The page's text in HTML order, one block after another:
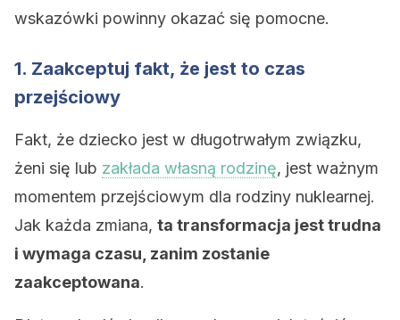
wskazówki powinny okazać się pomocne.
1. Zaakceptuj fakt, że jest to czas
przejściowy
Fakt, że dziecko jest w długotrwałym związku,
żeni się lub zakłada własną rodzinę, jest ważnym
momentem przejściowym dla rodziny nuklearnej.
Jak każda zmiana, ta transformacja jest trudna
i wymaga czasu, zanim zostanie
zaakceptowana.